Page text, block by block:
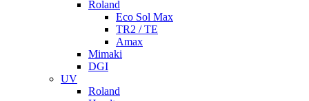
Roland
Eco Sol Max
TR2 / TE
Amax
Mimaki
DGI
UV
Roland